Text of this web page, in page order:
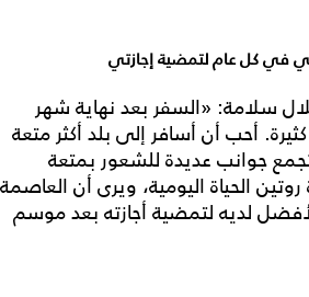
في كل عام لتمضية إجازتي
سلامة: «السفر بعد نهاية شهر
أحب أن أسافر إلى بلد أكثر متعة
جوانب عديدة للشعور بمتعة
الحياة اليومية، ويرى أن العاصمة
لديه لتمضية أجازته بعد موسم